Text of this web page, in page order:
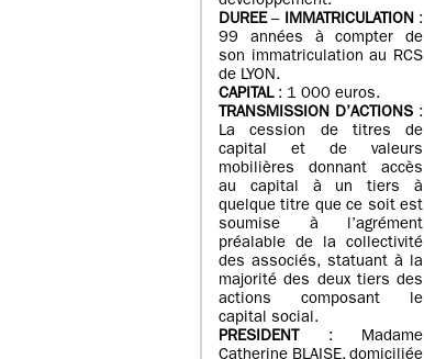
DUREE– IMMATRICULATION:
99 années à compter de
son immatriculation au RCS
de LYON.
CAPITAL: 1 000 euros.
TRANSMISSION D’ACTIONS :
La cession de titres de
capital et de valeurs
mobilières donnant accès
au capital à un tiers à
quelque titre que ce soit est
soumise à l’agrément
préalable de la collectivité
des associés, statuant à la
majorité des deux tiers des
actions composant le
capital social.
PRESIDENT : Madame